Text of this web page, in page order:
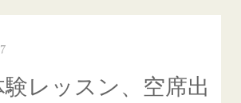
レッスン、空席出